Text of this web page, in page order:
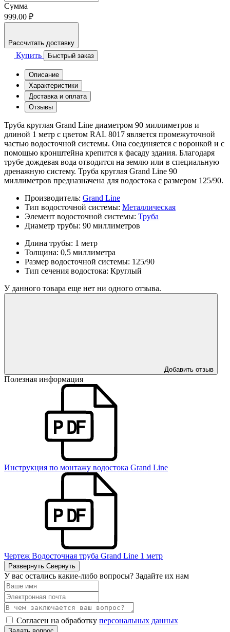
Сумма
999.00 ₽
Рассчитать доставку
Купить Быстрый заказ
Описание
Характеристики
Доставка и оплата
Отзывы
Труба круглая Grand Line диаметром 90 миллиметров и
длиной 1 метр с цветом RAL 8017 является промежуточной
частью водосточной системы. Она соединяется с воронкой и с
помощью кронштейна крепится к фасаду здания. Благодаря
трубе дождевая вода отводится на землю или в специальную
дренажную систему. Труба круглая Grand Line 90
миллиметров предназначена для водостока с размером 125/90.
Производитель: Grand Line
Тип водосточной системы: Металлическая
Элемент водосточной системы: Труба
Диаметр трубы: 90 миллиметров
Длина трубы: 1 метр
Толщина: 0,5 миллиметра
Размер водосточной системы: 125/90
Тип сечения водостока: Круглый
У данного товара еще нет ни одного отзыва.
Добавить отзыв
Полезная информация
Инструкция по монтажу водостока Grand Line
Чертеж Водосточная труба Grand Line 1 метр
Развернуть Свернуть
У вас остались какие-либо вопросы? Задайте их нам
Согласен на обработку персональных данных